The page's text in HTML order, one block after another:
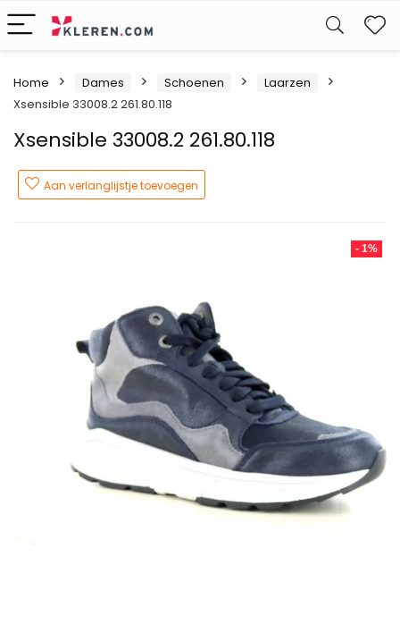
Home Dames Schoenen
Laarzen
Xsensible 33008.2 261.80.118
Xsensible 33008.2 261.80.118
Aan verlanglijstje toevoegen
- 1%